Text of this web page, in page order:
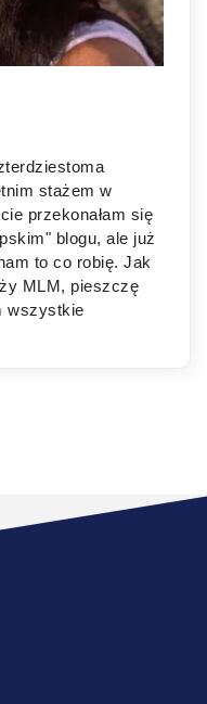
stażem w
przekonałam się
blogu, ale już
to co robię. Jak
MLM, pieszczę
wszystkie